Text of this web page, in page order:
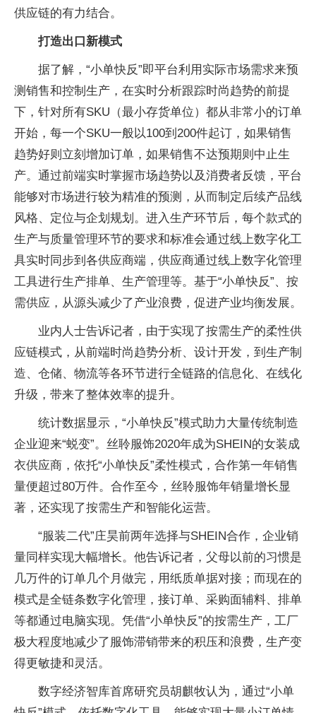
供应链的有力结合。
打造出口新模式
据了解，“小单快反”即平台利用实际市场需求来预
测销售和控制生产，在实时分析跟踪时尚趋势的前提
下，针对所有SKU（最小存货单位）都从非常小的订单
开始，每一个SKU一般以100到200件起订，如果销售
趋势好则立刻增加订单，如果销售不达预期则中止生
产。通过前端实时掌握市场趋势以及消费者反馈，平台
能够对市场进行较为精准的预测，从而制定后续产品线
风格、定位与企划规划。进入生产环节后，每个款式的
生产与质量管理环节的要求和标准会通过线上数字化工
具实时同步到各供应商端，供应商通过线上数字化管理
工具进行生产排单、生产管理等。基于“小单快反”、按
需供应，从源头减少了产业浪费，促进产业均衡发展。
业内人士告诉记者，由于实现了按需生产的柔性供
应链模式，从前端时尚趋势分析、设计开发，到生产制
造、仓储、物流等各环节进行全链路的信息化、在线化
升级，带来了整体效率的提升。
统计数据显示，“小单快反”模式助力大量传统制造
企业迎来“蜕变”。丝聆服饰2020年成为SHEIN的女装成
衣供应商，依托“小单快反”柔性模式，合作第一年销售
量便超过80万件。合作至今，丝聆服饰年销量增长显
著，还实现了按需生产和智能化运营。
“服装二代”庄昊前两年选择与SHEIN合作，企业销
量同样实现大幅增长。他告诉记者，父母以前的习惯是
几万件的订单几个月做完，用纸质单据对接；而现在的
模式是全链条数字化管理，接订单、采购面辅料、排单
等都通过电脑实现。凭借“小单快反”的按需生产，工厂
极大程度地减少了服饰滞销带来的积压和浪费，生产变
得更敏捷和灵活。
数字经济智库首席研究员胡麒牧认为，通过“小单